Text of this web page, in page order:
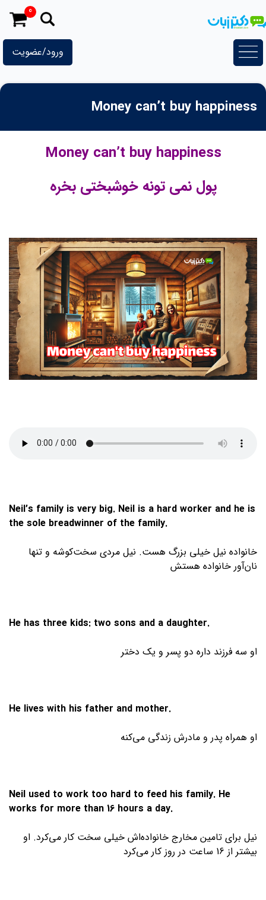
به
ورود/عضویت
0
Money can’t buy happiness
Money can’t buy happiness
پول نمی تونه خوشبختی بخره
Neil’s family is very big. Neil is a hard worker and he is
the sole breadwinner of the family.
خانواده نیل خیلی بزرگ هست. نیل مردی سخت‌کوشه و تنها
نان‌آور خانواده هستش
He has three kids: two sons and a daughter.
او سه فرزند داره دو پسر و یک دختر
He lives with his father and mother.
او همراه پدر و مادرش زندگی می‌کنه
Neil used to work too hard to feed his family. He
works for more than 16 hours a day.
نیل برای تامین مخارج خانواده‌اش خیلی سخت کار می‌کرد. او
بیشتر از 16 ساعت در روز کار می‌کرد